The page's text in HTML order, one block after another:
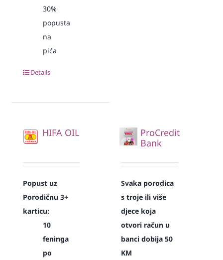
30%
popusta
na
pića
Details
HIFA OIL
Popust uz
Porodičnu 3+
karticu:
10
feninga
po
ProCredit
Bank
Svaka porodica
s troje ili više
djece koja
otvori račun u
banci dobija 50
KM